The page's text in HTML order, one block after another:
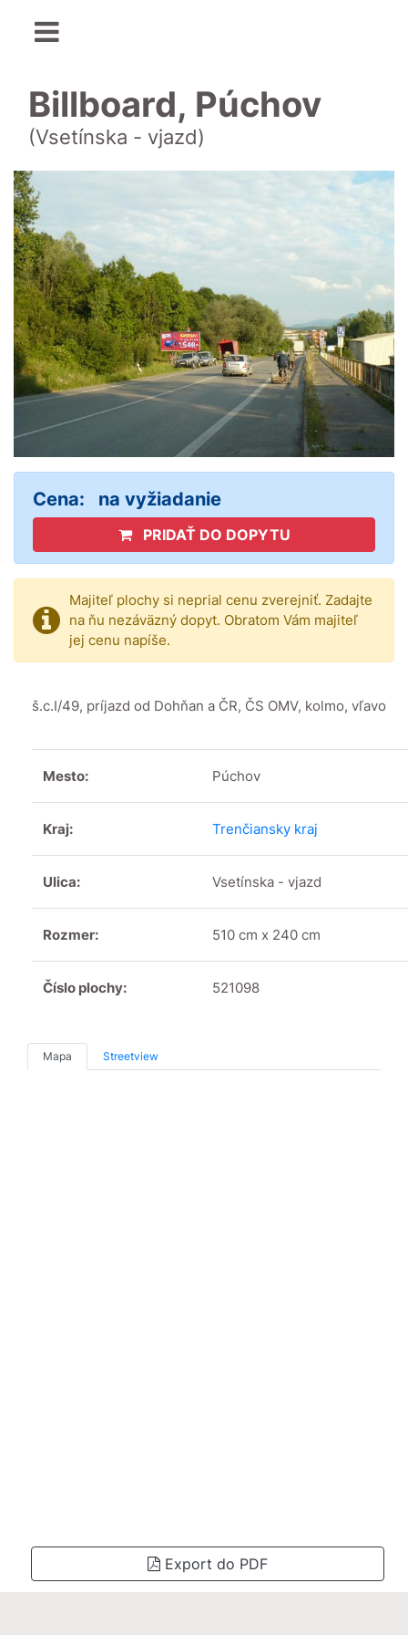
Billboard, Púchov
(Vsetínska - vjazd)
Cena: na vyžiadanie
PRIDAŤ DO DOPYTU
Majiteľ plochy si neprial cenu zverejniť. Zadajte
na ňu nezáväzný dopyt. Obratom Vám majiteľ
jej cenu napíše.
š.c.I/49, príjazd od Dohňan a ČR, ČS OMV, kolmo, vľavo
Mesto: Púchov
Kraj: Trenčiansky kraj
Ulica: Vsetínska - vjazd
Rozmer: 510 cm x 240 cm
Číslo plochy: 521098
Mapa Streetview
Export do PDF